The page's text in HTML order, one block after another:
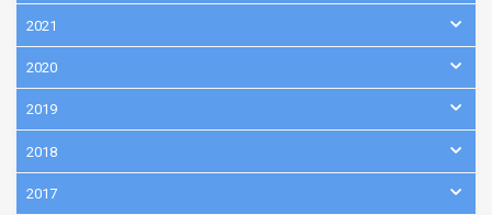
2021
2020
2019
2018
2017